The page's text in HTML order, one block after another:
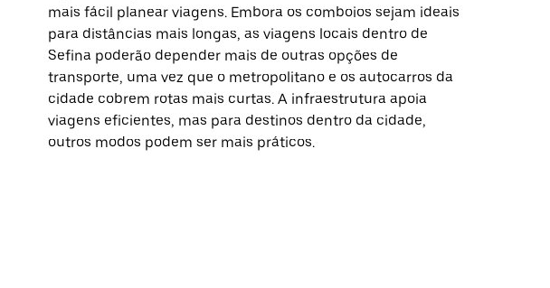
mais fácil planear viagens. Embora os comboios sejam ideais
para distâncias mais longas, as viagens locais dentro de
Sefina poderão depender mais de outras opções de
transporte, uma vez que o metropolitano e os autocarros da
cidade cobrem rotas mais curtas. A infraestrutura apoia
viagens eficientes, mas para destinos dentro da cidade,
outros modos podem ser mais práticos.